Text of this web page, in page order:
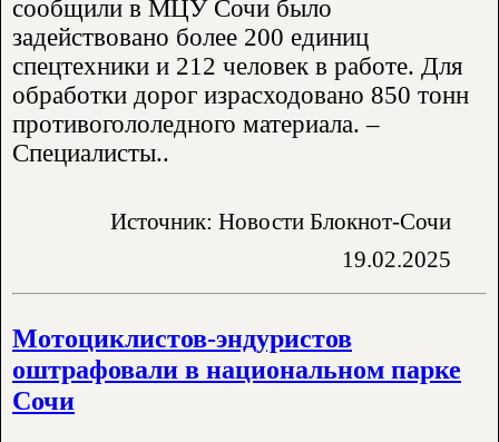
сообщили в МЦУ Сочи было
задействовано более 200 единиц
спецтехники и 212 человек в работе. Для
обработки дорог израсходовано 850 тонн
противогололедного материала. –
Специалисты..
Источник: Новости Блокнот-Сочи
19.02.2025
Мотоциклистов-эндуристов
оштрафовали в национальном парке
Сочи